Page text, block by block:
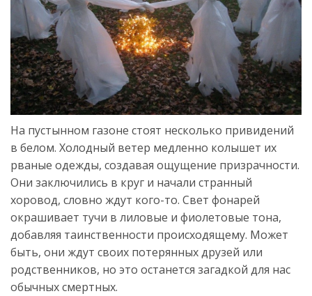
На пустынном газоне стоят несколько привидений
в белом. Холодный ветер медленно колышет их
рваные одежды, создавая ощущение призрачности.
Они заключились в круг и начали странный
хоровод, словно ждут кого-то. Свет фонарей
окрашивает тучи в лиловые и фиолетовые тона,
добавляя таинственности происходящему. Может
быть, они ждут своих потерянных друзей или
родственников, но это останется загадкой для нас
обычных смертных.